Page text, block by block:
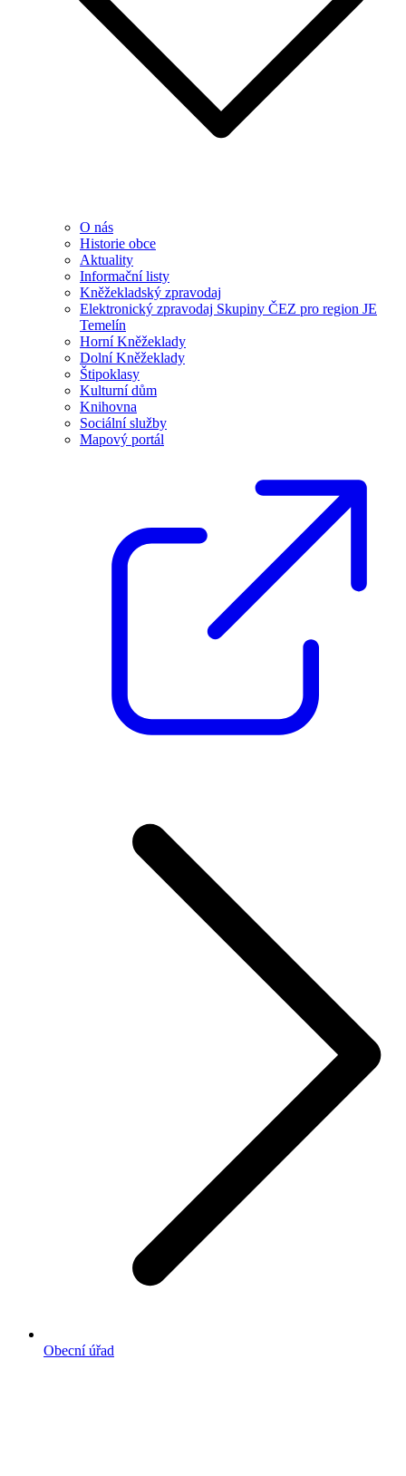
O nás
Historie obce
Aktuality
Informační listy
Kněžekladský zpravodaj
Elektronický zpravodaj Skupiny ČEZ pro region JE
Temelín
Horní Kněžeklady
Dolní Kněžeklady
Štipoklasy
Kulturní dům
Knihovna
Sociální služby
Mapový portál
Obecní úřad